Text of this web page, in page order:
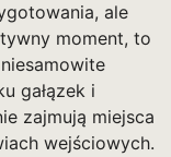
ale
moment, to
gałązek i
zajmują miejsca
wejściowych.